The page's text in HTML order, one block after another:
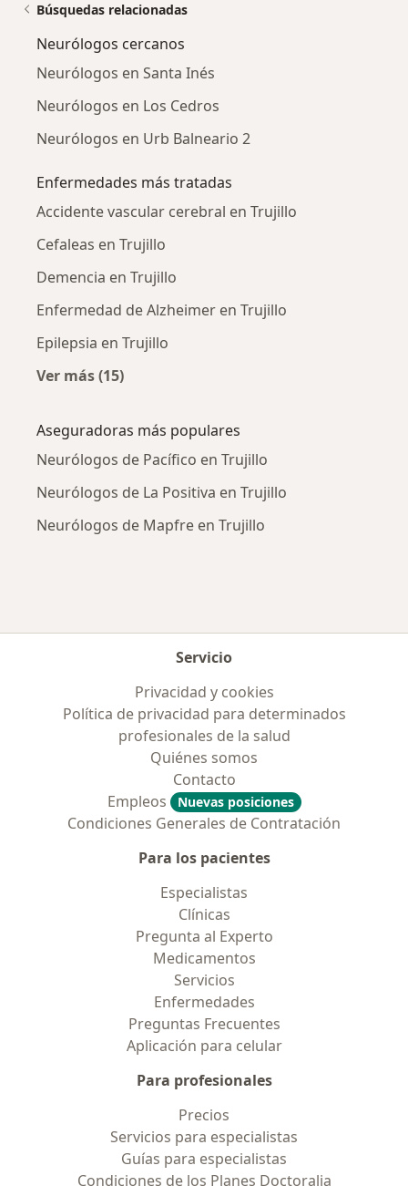
Búsquedas relacionadas
Neurólogos cercanos
Neurólogos en Santa Inés
Neurólogos en Los Cedros
Neurólogos en Urb Balneario 2
Enfermedades más tratadas
Accidente vascular cerebral en Trujillo
Cefaleas en Trujillo
Demencia en Trujillo
Enfermedad de Alzheimer en Trujillo
Epilepsia en Trujillo
Ver más (15)
Aseguradoras más populares
Neurólogos de Pacífico en Trujillo
Neurólogos de La Positiva en Trujillo
Neurólogos de Mapfre en Trujillo
Servicio
Privacidad y cookies
Política de privacidad para determinados
profesionales de la salud
Quiénes somos
Contacto
Empleos
Nuevas posiciones
Condiciones Generales de Contratación
Para los pacientes
Especialistas
Clínicas
Pregunta al Experto
Medicamentos
Servicios
Enfermedades
Preguntas Frecuentes
Aplicación para celular
Para profesionales
Precios
Servicios para especialistas
Guías para especialistas
Condiciones de los Planes Doctoralia